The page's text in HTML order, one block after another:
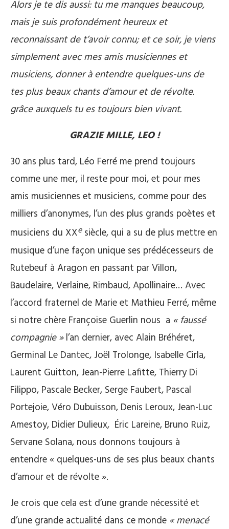
Alors je te dis aussi: tu me manques beaucoup,
mais je suis profondément heureux et
reconnaissant de t’avoir connu; et ce soir, je viens
simplement avec mes amis musiciennes et
musiciens, donner à entendre quelques-uns de
tes plus beaux chants d’amour et de révolte.
grâce auxquels tu es toujours bien vivant.
GRAZIE MILLE, LEO !
30 ans plus tard, Léo Ferré me prend toujours
comme une mer, il reste pour moi, et pour mes
amis musiciennes et musiciens, comme pour des
milliers d’anonymes, l’un des plus grands poètes et
musiciens du XXesiècle, qui a su de plus mettre en
musique d’une façon unique ses prédécesseurs de
Rutebeuf à Aragon en passant par Villon,
Baudelaire, Verlaine, Rimbaud, Apollinaire… Avec
l’accord fraternel de Marie et Mathieu Ferré, même
si notre chère Françoise Guerlin nous a « faussé
compagnie »l’an dernier, avec Alain Bréhéret,
Germinal Le Dantec, Joël Trolonge, Isabelle Cirla,
Laurent Guitton, Jean-Pierre Lafitte, Thierry Di
Filippo, Pascale Becker, Serge Faubert, Pascal
Portejoie, Véro Dubuisson, Denis Leroux, Jean-Luc
Amestoy, Didier Dulieux, Éric Lareine, Bruno Ruiz,
Servane Solana, nous donnons toujours à
entendre « quelques-uns de ses plus beaux chants
d’amour et de révolte ».
Je crois que cela est d’une grande nécessité et
d’une grande actualité dans ce monde « menacé